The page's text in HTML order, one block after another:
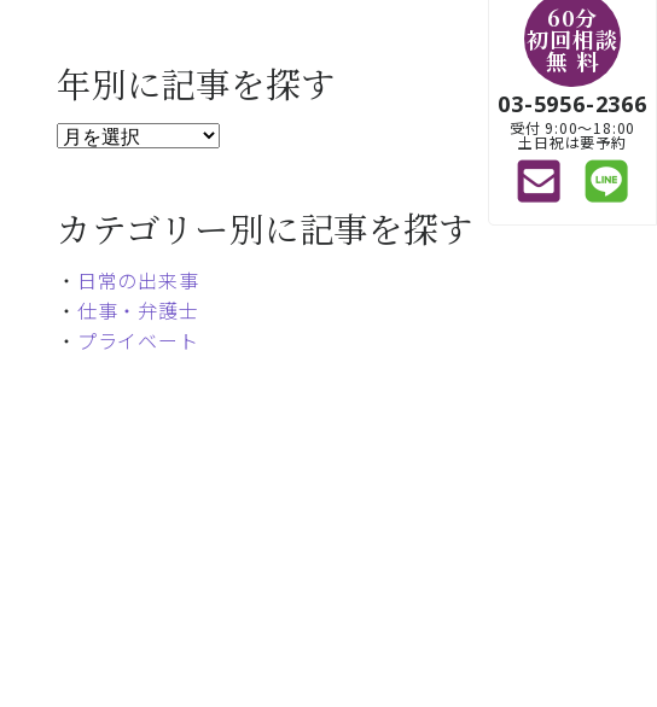
年別に記事を探す
カテゴリー別に記事を探す
・ 日常の出来事
・ 仕事・弁護士
・ プライベート
60分
初回相談
無 料
03-5956-2366
受付 9:00〜18:00
土日祝は要予約